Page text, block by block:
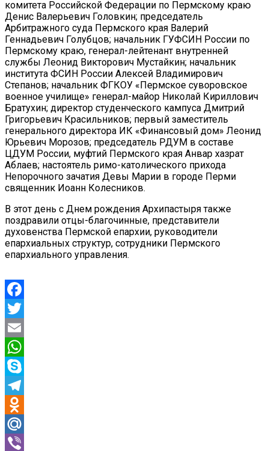
комитета Российской Федерации по Пермскому краю
Денис Валерьевич Головкин; председатель
Арбитражного суда Пермского края Валерий
Геннадьевич Голубцов; начальник ГУФСИН России по
Пермскому краю, генерал-лейтенант внутренней
службы Леонид Викторович Мустайкин; начальник
института ФСИН России Алексей Владимирович
Степанов; начальник ФГКОУ «Пермское суворовское
военное училище» генерал-майор Николай Кириллович
Братухин; директор студенческого кампуса Дмитрий
Григорьевич Красильников; первый заместитель
генерального директора ИК «Финансовый дом» Леонид
Юрьевич Морозов; председатель РДУМ в составе
ЦДУМ России, муфтий Пермского края Анвар хазрат
Аблаев; настоятель римо-католического прихода
Непорочного зачатия Девы Марии в городе Перми
священник Иоанн Колесников.
В этот день с Днем рождения Архипастыря также
поздравили отцы-благочинные, представители
духовенства Пермской епархии, руководители
епархиальных структур, сотрудники Пермского
епархиального управления.
Facebook
Twitter
Email
WhatsApp
Skype
Telegram
Odnoklassniki
Mail.Ru